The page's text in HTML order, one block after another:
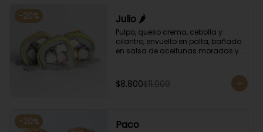
-20% Julio 🌶️
Pulpo, queso crema, cebolla y
cilantro, envuelto en palta, bañado
en salsa de aceitunas moradas y
$8.800$11.000
-20% Paco